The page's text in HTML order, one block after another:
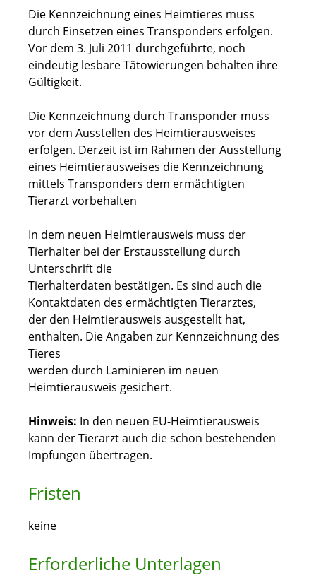
Die Kennzeichnung eines Heimtieres muss
durch Einsetzen eines Transponders erfolgen.
Vor dem 3. Juli 2011 durchgeführte, noch
eindeutig lesbare Tätowierungen behalten ihre
Gültigkeit.
Die Kennzeichnung durch Transponder muss
vor dem Ausstellen des Heimtierausweises
erfolgen. Derzeit ist im Rahmen der Ausstellung
eines Heimtierausweises die Kennzeichnung
mittels Transponders dem ermächtigten
Tierarzt vorbehalten
In dem neuen Heimtierausweis muss der
Tierhalter bei der Erstausstellung durch
Unterschrift die
Tierhalterdaten bestätigen. Es sind auch die
Kontaktdaten des ermächtigten Tierarztes,
der den Heimtierausweis ausgestellt hat,
enthalten. Die Angaben zur Kennzeichnung des
Tieres
werden durch Laminieren im neuen
Heimtierausweis gesichert.
Hinweis: In den neuen EU-Heimtierausweis
kann der Tierarzt auch die schon bestehenden
Impfungen übertragen.
Fristen
keine
Erforderliche Unterlagen